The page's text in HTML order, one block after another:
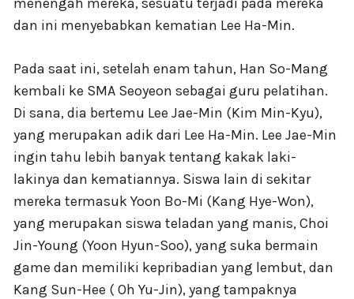
dan ini menyebabkan kematian Lee Ha-Min.
Pada saat ini, setelah enam tahun, Han So-Mang
kembali ke SMA Seoyeon sebagai guru pelatihan.
Di sana, dia bertemu Lee Jae-Min (Kim Min-Kyu),
yang merupakan adik dari Lee Ha-Min. Lee Jae-Min
ingin tahu lebih banyak tentang kakak laki-
lakinya dan kematiannya. Siswa lain di sekitar
mereka termasuk Yoon Bo-Mi (Kang Hye-Won),
yang merupakan siswa teladan yang manis, Choi
Jin-Young (Yoon Hyun-Soo), yang suka bermain
game dan memiliki kepribadian yang lembut, dan
Kang Sun-Hee ( Oh Yu-Jin), yang tampaknya